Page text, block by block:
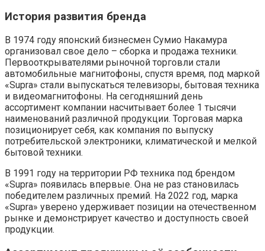
История развития бренда
В 1974 году японский бизнесмен Сумио Накамура
организовал свое дело – сборка и продажа техники.
Первооткрывателями рыночной торговли стали
автомобильные магнитофоны, спустя время, под маркой
«Supra» стали выпускаться телевизоры, бытовая техника
и видеомагнитофоны. На сегодняшний день
ассортимент компании насчитывает более 1 тысячи
наименований различной продукции. Торговая марка
позиционирует себя, как компания по выпуску
потребительской электроники, климатической и мелкой
бытовой техники.
В 1991 году на территории РФ техника под брендом
«Supra» появилась впервые. Она не раз становилась
победителем различных премий. На 2022 год, марка
«Supra» уверено удерживает позиции на отечественном
рынке и демонстрирует качество и доступность своей
продукции.